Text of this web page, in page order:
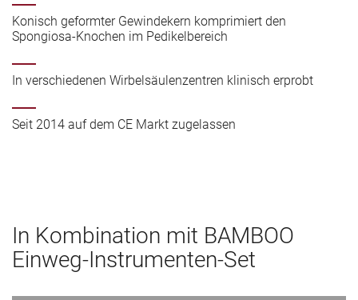
Konisch geformter Gewindekern komprimiert den
Spongiosa-Knochen im Pedikelbereich
In verschiedenen Wirbelsäulenzentren klinisch erprobt
Seit 2014 auf dem CE Markt zugelassen
In Kombination mit BAMBOO
Einweg-Instrumenten-Set